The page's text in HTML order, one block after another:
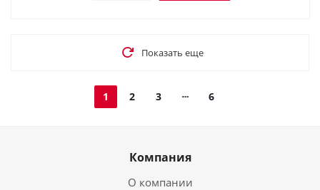
Показать еще
1 2 3 6
Компания
О компании